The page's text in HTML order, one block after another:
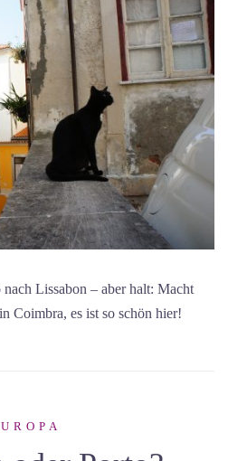
Lissabon – aber halt: Macht
Coimbra, es ist so schön hier!